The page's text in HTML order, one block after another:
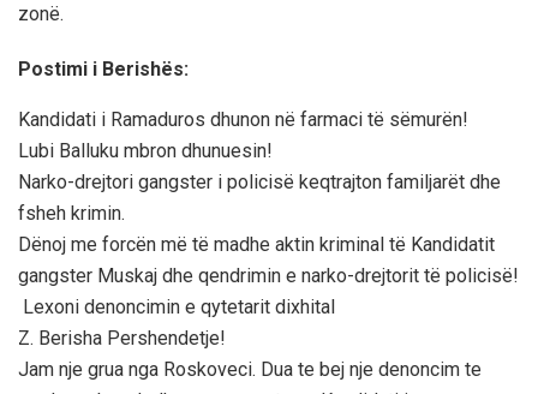
zonë.
Postimi i Berishës:
Kandidati i Ramaduros dhunon në farmaci të sëmurën!
Lubi Balluku mbron dhunuesin!
Narko-drejtori gangster i policisë keqtrajton familjarët dhe
fsheh krimin.
Dënoj me forcën më të madhe aktin kriminal të Kandidatit
gangster Muskaj dhe qendrimin e narko-drejtorit të policisë!
Lexoni denoncimin e qytetarit dixhital
Z. Berisha Pershendetje!
Jam nje grua nga Roskoveci. Dua te bej nje denoncim te